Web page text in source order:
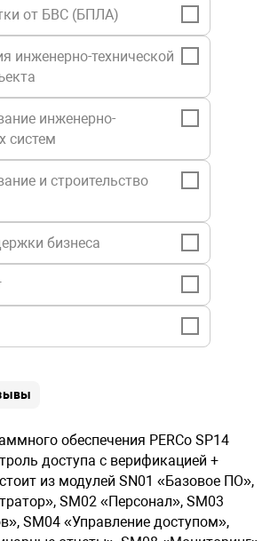
от БВС (БПЛА)
инженерно-технической
инженерно-
систем
и строительство
бизнеса
обеспечения PERCo SP14
доступа с верификацией +
из модулей SN01 «Базовое ПО»,
SM02 «Персонал», SM03
SM04 «Управление доступом»,